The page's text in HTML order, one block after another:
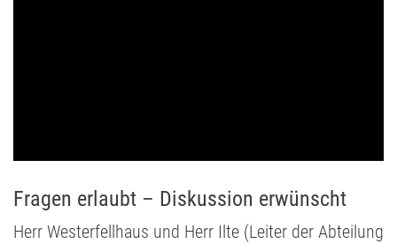
Fragen erlaubt – Diskussion erwünscht
Herr Westerfellhaus und Herr Ilte (Leiter der Abteilung